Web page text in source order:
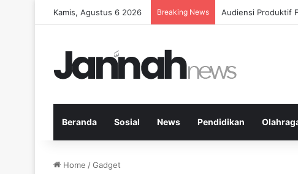
Kamis, Agustus 6 2026 Breaking News Diet Fleksibel
Beranda Sosial News Pendidikan
Home /Gadget